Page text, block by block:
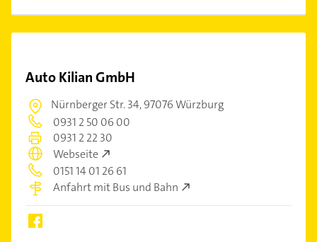
Auto Kilian GmbH
Nürnberger Str. 34,97076 Würzburg
0931 2 50 06 00
0931 2 22 30
Webseite
0151 14 01 26 61
Anfahrt mit Bus und Bahn